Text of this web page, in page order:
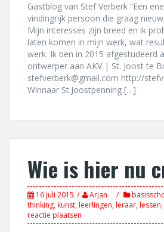
Gastblog van Stef Verberk “Een
vindingrijk persoon die graag
Mijn interesses zijn breed en ik
laten komen in mijn werk, wat
werk. Ik ben in 2015 afgestudeerd
ontwerper aan AKV | St. Joost te
stefverberk@gmail.com http://
Winnaar St.Joostpenning […]
Wie is hier nu
16 juli 2015 Arjan
thinking,kunst,leerlingen,leraar,lessen,
reactie plaatsen